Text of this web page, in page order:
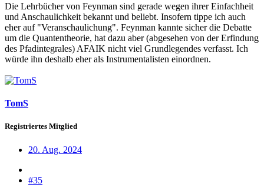
Die Lehrbücher von Feynman sind gerade wegen ihrer Einfachheit
und Anschaulichkeit bekannt und beliebt. Insofern tippe ich auch
eher auf "Veranschaulichung". Feynman kannte sicher die Debatte
um die Quantentheorie, hat dazu aber (abgesehen von der Erfindung
des Pfadintegrales) AFAIK nicht viel Grundlegendes verfasst. Ich
würde ihn deshalb eher als Instrumentalisten einordnen.
TomS
Registriertes Mitglied
20. Aug. 2024
#35